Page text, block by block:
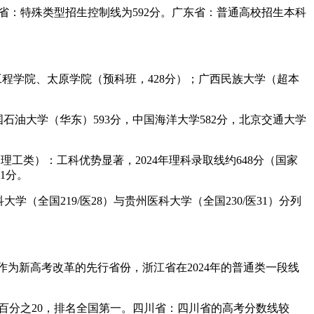
特殊类型招生控制线为592分。广东省：普通高校招生本科
学院、太原学院（预科班，428分）；广西民族大学（超本
油大学（华东）593分，中国海洋大学582分，北京交通大学
工类）：工科优势显著，2024年理科录取线约648分（国家
。
学（全国219/医28）与贵州医科大学（全国230/医31）分列
新高考改革的先行省份，浙江省在2024年的普通类一段线
分之20，排名全国第一。四川省：四川省的高考分数线较